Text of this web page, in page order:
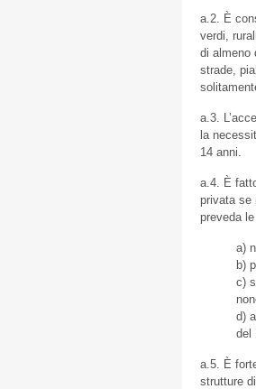
a.2. È
verdi,
di almeno
strade,
a.3.
la
14 anni.
a.4. È
privata se
preveda
a)
b)
c)
d)
del
a.5. È
strutture